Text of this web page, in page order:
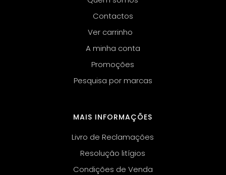
Contactos
Ver carrinho
A minha conta
Promoções
Pesquisa por marcas
MAIS INFORMAÇÕES
Livro de Reclamações
Resolução litígios
Condições de Venda